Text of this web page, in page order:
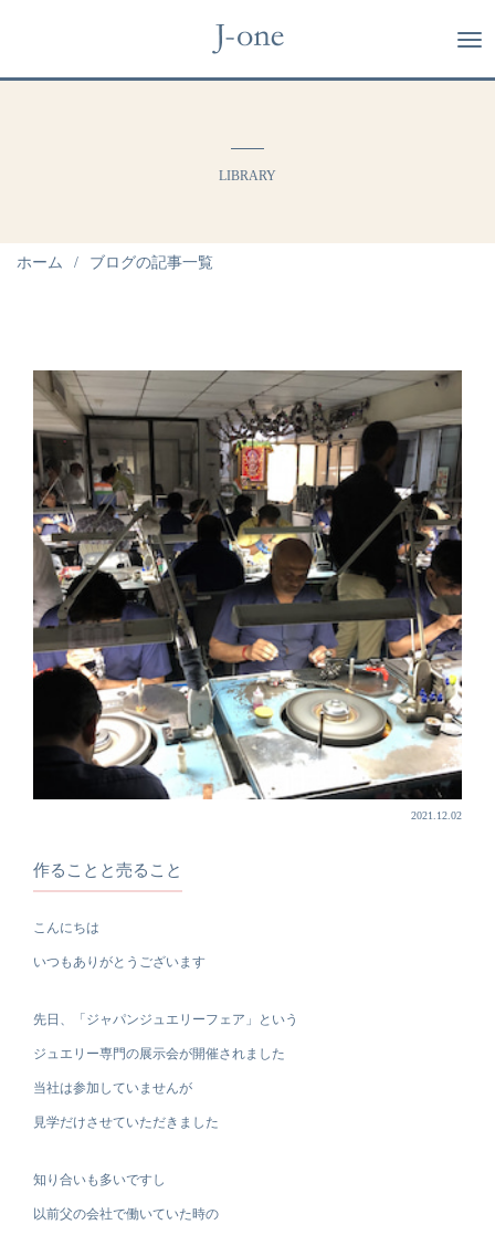
LIBRARY
ホーム ブログの記事一覧
2021.12.02
作ることと売ること
こんにちは
いつもありがとうございます
先日、「ジャパンジュエリーフェア」という
ジュエリー専門の展示会が開催されました
当社は参加していませんが
見学だけさせていただきました
知り合いも多いですし
以前父の会社で働いていた時の